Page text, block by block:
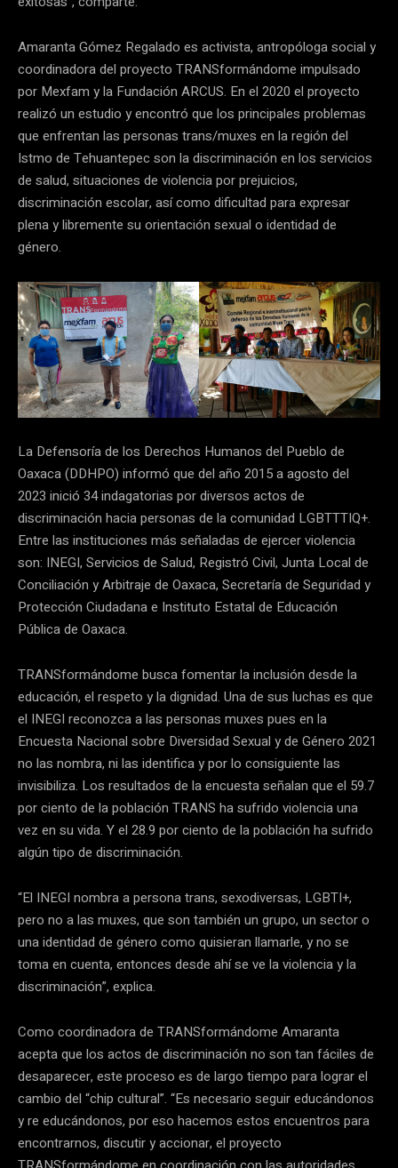
Amaranta Gómez Regalado es activista, antropóloga social y
coordinadora del proyecto TRANSformándome impulsado
por Mexfam y la Fundación ARCUS. En el 2020 el proyecto
realizó un estudio y encontró que los principales problemas
que enfrentan las personas trans/muxes en la región del
Istmo de Tehuantepec son la discriminación en los servicios
de salud, situaciones de violencia por prejuicios,
discriminación escolar, así como dificultad para expresar
plena y libremente su orientación sexual o identidad de
género.
La Defensoría de los Derechos Humanos del Pueblo de
Oaxaca (DDHPO) informó que del año 2015 a agosto del
2023 inició 34 indagatorias por diversos actos de
discriminación hacia personas de la comunidad LGBTTTIQ+.
Entre las instituciones más señaladas de ejercer violencia
son: INEGI, Servicios de Salud, Registró Civil, Junta Local de
Conciliación y Arbitraje de Oaxaca, Secretaría de Seguridad y
Protección Ciudadana e Instituto Estatal de Educación
Pública de Oaxaca.
TRANSformándome busca fomentar la inclusión desde la
educación, el respeto y la dignidad. Una de sus luchas es que
el INEGI reconozca a las personas muxes pues en la
Encuesta Nacional sobre Diversidad Sexual y de Género 2021
no las nombra, ni las identifica y por lo consiguiente las
invisibiliza. Los resultados de la encuesta señalan que el 59.7
por ciento de la población TRANS ha sufrido violencia una
vez en su vida. Y el 28.9 por ciento de la población ha sufrido
algún tipo de discriminación.
“El INEGI nombra a persona trans, sexodiversas, LGBTI+,
pero no a las muxes, que son también un grupo, un sector o
una identidad de género como quisieran llamarle, y no se
toma en cuenta, entonces desde ahí se ve la violencia y la
discriminación”, explica.
Como coordinadora de TRANSformándome Amaranta
acepta que los actos de discriminación no son tan fáciles de
desaparecer, este proceso es de largo tiempo para lograr el
cambio del “chip cultural”. “Es necesario seguir educándonos
y re educándonos, por eso hacemos estos encuentros para
encontrarnos, discutir y accionar, el proyecto